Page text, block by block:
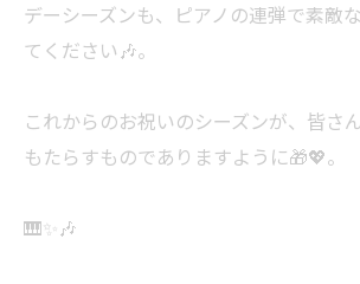
デーシーズンも、ピアノの連弾で素敵
てください🎶。
これからのお祝いのシーズンが、皆さ
もたらすものでありますように🎁💖。
🎹✨🎶